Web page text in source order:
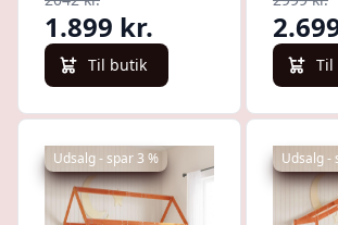
1.899 kr.
Til butik Til
Udsalg - spar 3 % Udsalg -